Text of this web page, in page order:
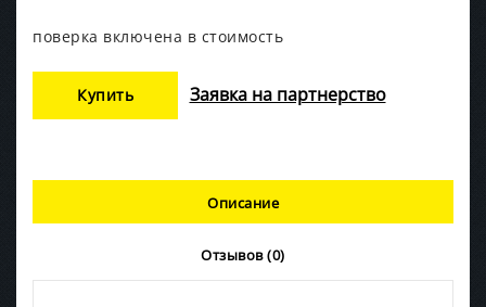
поверка включена в стоимость
Купить Заявка на партнерство
Описание
Отзывов (0)